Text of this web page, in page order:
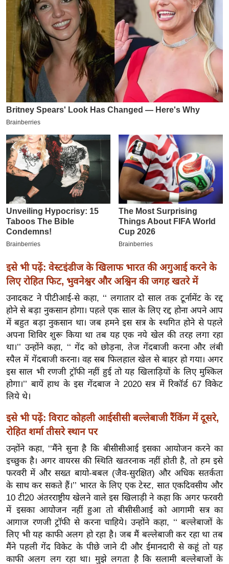
0
क्रा
ई
-
पे
र
मि
सा
ल
बे
मि
सा
ल
श
ख्सि
य
त
यं
ग
डि
या
सा
हि
त्य
ज
ग
ऑ
टो
व
इसे भी पढ़ें: वेस्टइंडीज के खिलाफ भारत की अगुआई करने के
लिए रोहित फिट, भुवनेश्वर और अश्विन की जगह खतरे में
उनादकट ने पीटीआई-से कहा, ‘‘ लगातार दो साल तक टूर्नामेंट के रद्द
होने से बड़ा नुकसान होगा। पहले एक साल के लिए रद्द होना अपने आप
में बहुत बड़ा नुकसान था। जब हमने इस सत्र के स्थगित होने से पहले
अपना शिविर शुरू किया था तब यह एक नये खेल की तरह लगा रहा
था।’’ उन्होंने कहा, ‘‘ गेंद को छोड़ना, तेज गेंदबाजी करना और लंबी
स्पैल में गेंदबाजी करना। वह सब फिलहाल खेल से बाहर हो गया। अगर
इस साल भी रणजी ट्रॉफी नहीं हुई तो यह खिलाड़ियों के लिए मुश्किल
होगा।’’ बायें हाथ के इस गेंदबाज ने 2020 सत्र में रिकॉर्ड 67 विकेट
लिये थे।
इसे भी पढ़ें: विराट कोहली आईसीसी बल्लेबाजी रैंकिंग में दूसरे,
रोहित शर्मा तीसरे स्थान पर
उन्होंने कहा, ‘‘मैंने सुना है कि बीसीसीआई इसका आयोजन करने का
इच्छुक है। अगर वायरस की स्थिति खतरनाक नहीं होती है, तो हम इसे
फरवरी में और सख्त बायो-बबल (जैव-सुरक्षित) और अधिक सतर्कता
के साथ कर सकते हैं।’’ भारत के लिए एक टेस्ट, सात एकदिवसीय और
10 टी20 अंतरराष्ट्रीय खेलने वाले इस खिलाड़ी ने कहा कि अगर फरवरी
में इसका आयोजन नहीं हुआ तो बीसीसीआई को आगामी सत्र का
आगाज रणजी ट्रॉफी से करना चाहिये। उन्होंने कहा, ‘‘ बल्लेबाजों के
लिए भी यह काफी अलग हो रहा है। जब मैं बल्लेबाजी कर रहा था तब
मैंने पहली गेंद विकेट के पीछे जाने दी और ईमानदारी से कहूं तो यह
काफी अलग लग रहा था। मुझे लगता है कि सलामी बल्लेबाजों के